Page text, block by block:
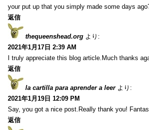
your put up that you simply made some days
返信
thequeenshead.org より:
2021年1月17日 2:39 AM
I truly appreciate this blog article.Much thanks
返信
la cartilla para aprender a leer より:
2021年1月19日 12:09 PM
Say, you got a nice post.Really thank you!
返信